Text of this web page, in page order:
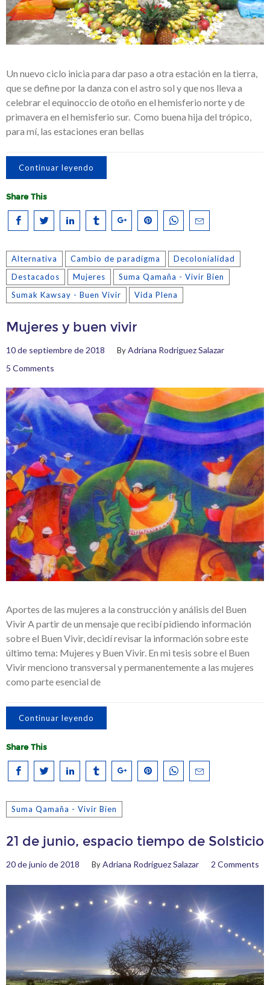
Un nuevo ciclo inicia para dar paso a otra estación en la tierra,
que se define por la danza con el astro sol y que nos lleva a
celebrar el equinoccio de otoño en el hemisferio norte y de
primavera en el hemisferio sur. Como buena hija del trópico,
para mí, las estaciones eran bellas
Continuar leyendo
Share This
Alternativa Cambio de paradigma
Decolonialidad
Destacados
Mujeres
Suma Qamaña - Vivir Bien
Sumak Kawsay - Buen Vivir
Vida Plena
Mujeres y buen vivir
10 de septiembre de 2018 ByAdriana Rodriguez Salazar
5 Comments
Aportes de las mujeres a la construcción y análisis del Buen
Vivir A partir de un mensaje que recibí pidiendo información
sobre el Buen Vivir, decidí revisar la información sobre este
último tema: Mujeres y Buen Vivir. En mi tesis sobre el Buen
Vivir menciono transversal y permanentemente a las mujeres
como parte esencial de
Continuar leyendo
Share This
Suma Qamaña - Vivir Bien
21 de junio, espacio tiempo de Solsticio
20 de junio de 2018 ByAdriana Rodriguez Salazar 2 Comments